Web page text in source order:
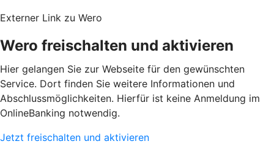
Externer Link zu Wero
Wero freischalten und aktivieren
Hier gelangen Sie zur Webseite für den gewünschten
Service. Dort finden Sie weitere Informationen und
Abschlussmöglichkeiten. Hierfür ist keine Anmeldung im
OnlineBanking notwendig.
Jetzt freischalten und aktivieren